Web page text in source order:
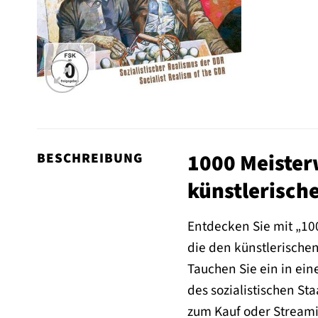
BESCHREIBUNG
1000
Entdecken Sie mit
die den
Tauchen Sie ein in
des sozialistischen
zum Kauf oder